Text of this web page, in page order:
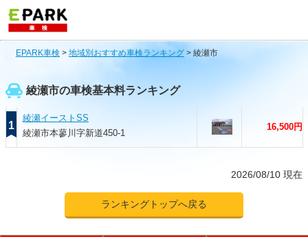
EPARK車検 > 地域別おすすめ車検ランキング> 綾瀬市
綾瀬市の車検基本料ランキング
1
綾瀬イーストSS
綾瀬市本蓼川字新道450-1
16,500円
2026/08/10 現在
ランキングトップへ戻る